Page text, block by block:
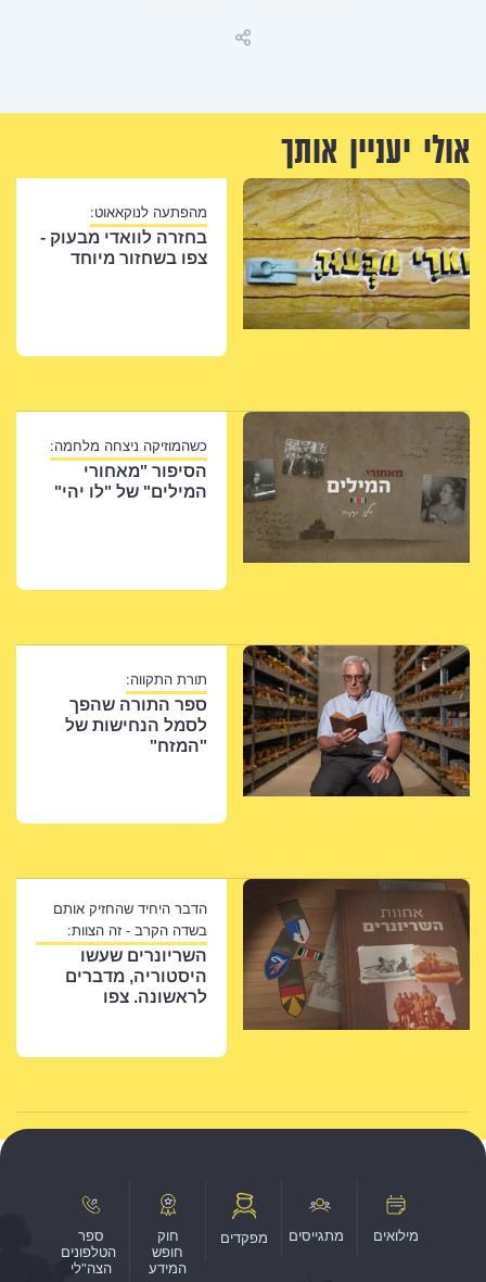
אולי יעניין אותך
מהפתעה לנוקאאוט:
בחזרה לוואדי מבעוק -
צפו בשחזור מיוחד
כשהמוזיקה ניצחה מלחמה:
הסיפור "מאחורי
המילים" של "לו יהי"
תורת התקווה:
ספר התורה שהפך
לסמל הנחישות של
"המזח"
הדבר היחיד שהחזיק אותם
בשדה הקרב - זה הצוות:
השריונרים שעשו
היסטוריה, מדברים
לראשונה. צפו
מילואים מתגייסים מפקדים
חוק
חופש
המידע
ספר
הטלפונים
הצה"לי